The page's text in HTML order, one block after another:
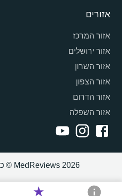
אזורים
אזור המרכז
אזור ירושלים
אזור השרון
אזור הצפון
אזור הדרום
אזור השפלה
MedReviews 2026 © כל הזכויות שמורות.